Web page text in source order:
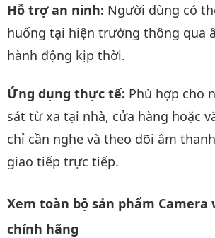
Hỗ trợ an ninh: Người dùng có
huống tại hiện trường thông qua
hành động kịp thời.
Ứng dụng thực tế: Phù hợp cho
sát từ xa tại nhà, cửa hàng hoặc
chỉ cần nghe và theo dõi âm
giao tiếp trực tiếp.
Xem toàn bộ sản phẩm Camera
chính hãng